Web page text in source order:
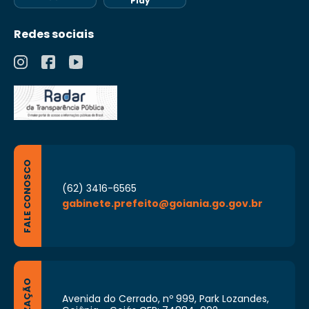
Redes sociais
FALE CONOSCO
(62) 3416-6565
gabinete.prefeito@goiania.go.gov.br
Avenida do Cerrado, nº 999, Park Lozandes,